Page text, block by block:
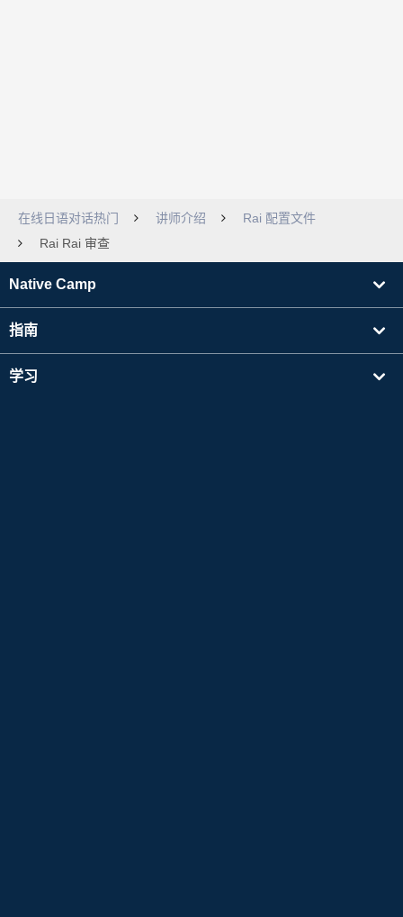
在线日语对话热门 讲师介绍
Rai 配置文件
Rai Rai 审查
Native Camp
指南
学习